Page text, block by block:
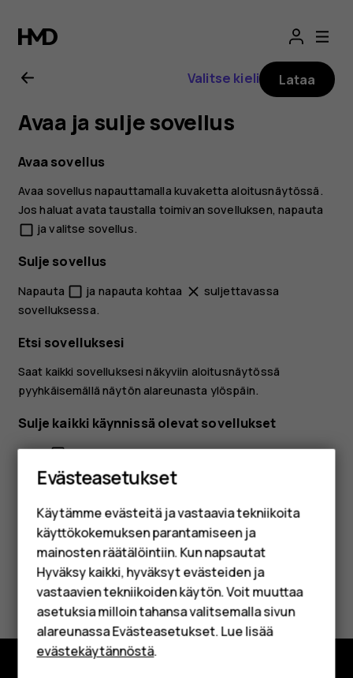
Nokia
2.1
käyttöopas
Älypuhelimet
Perinteiset puhelimet
Lisävarusteet
HMD Terra M
Yrityksille
Tabletit
Shop
Valitse kieli Lataa
Avaa ja sulje sovellus
Avaa sovellus
Avaa sovellus napauttamalla kuvaketta aloitusnäytössä.
Jos haluat avata taustalla toimivan sovelluksen, napauta
check_box_outline_blank ja valitse sovellus.
Sulje sovellus
Napauta check_box_outline_blank ja napauta kohtaa close suljettavassa
sovelluksessa.
Etsi sovelluksesi
Saat kaikki sovelluksesi näkyviin aloitusnäytössä
pyyhkäisemällä näytön alareunasta ylöspäin.
Sulje kaikki käynnissä olevat sovellukset
Painacheck_box_outline_blank, pyyhkäise kaikkien sovellusten yli ja napauta
kohtaaSULJE KAIKKI.
Oliko tästä apua?
Kyllä Ei
Evästeasetukset
Käytämme evästeitä ja vastaavia tekniikoita
käyttökokemuksen parantamiseen ja
mainosten räätälöintiin. Kun napsautat
Hyväksy kaikki, hyväksyt evästeiden ja
vastaavien tekniikoiden käytön. Voit muuttaa
asetuksia milloin tahansa valitsemalla sivun
alareunassa Evästeasetukset. Lue lisää
evästekäytännöstä.